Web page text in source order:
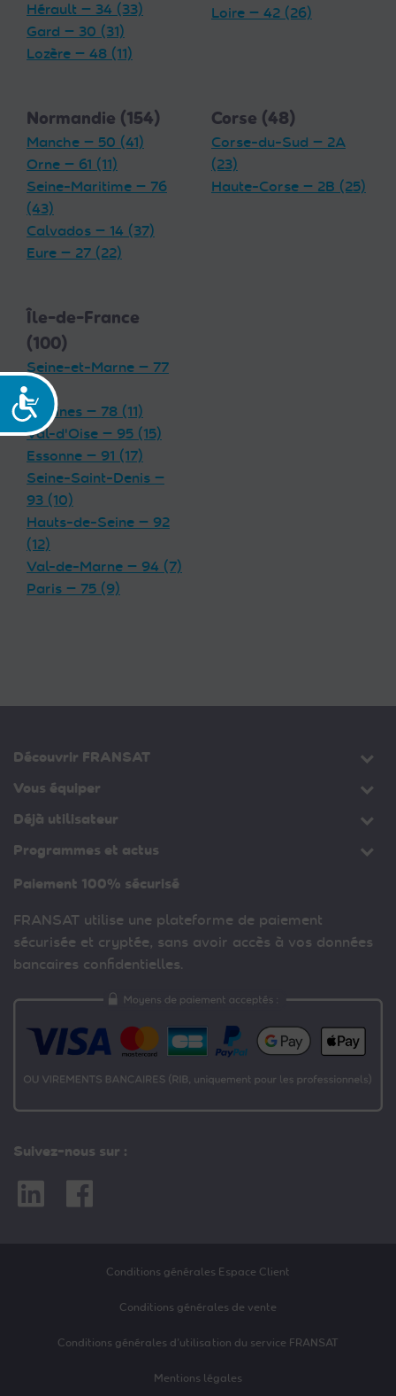
Accessibilité
Hérault — 34 (33)
Gard — 30 (31)
Lozère — 48 (11)
Loire — 42 (26)
Normandie (154)
Manche — 50 (41)
Orne — 61 (11)
Seine-Maritime — 76
(43)
Calvados — 14 (37)
Eure — 27 (22)
Corse (48)
Corse-du-Sud — 2A
(23)
Haute-Corse — 2B (25)
Île-de-France
(100)
Seine-et-Marne — 77
(19)
Yvelines — 78 (11)
Val-d'Oise — 95 (15)
Essonne — 91 (17)
Seine-Saint-Denis —
93 (10)
Hauts-de-Seine — 92
(12)
Val-de-Marne — 94 (7)
Paris — 75 (9)
Découvrir FRANSAT
Vous équiper
Déjà utilisateur
Programmes et actus
Paiement 100% sécurisé
FRANSAT utilise une plateforme de paiement
sécurisée et cryptée, sans avoir accès à vos données
bancaires confidentielles.
Suivez-nous sur :
LinkedinFacebook
Conditions générales Espace Client
Conditions générales de vente
Conditions générales d’utilisation du service FRANSAT
Mentions légales